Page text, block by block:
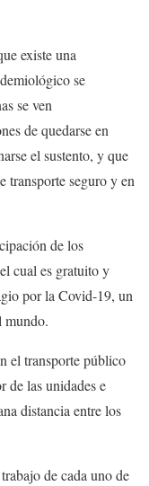
existe una
se
se ven
de quedarse en
el sustento, y que
transporte seguro y en
de los
cual es gratuito y
por la Covid-19, un
mundo.
el transporte público
de las unidades e
distancia entre los
de cada uno de